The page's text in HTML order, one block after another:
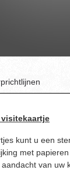
kunt u een
met
van uw